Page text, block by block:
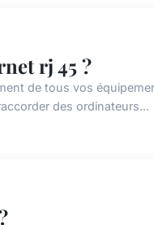
rj 45 ?
de tous vos
des ordinateurs...